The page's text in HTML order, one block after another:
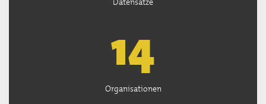
15
Organisationen